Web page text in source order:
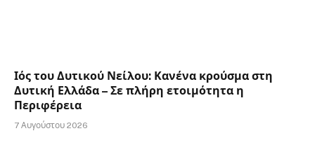
Ιός του Δυτικού Νείλου: Κανένα κρούσμα στη
Δυτική Ελλάδα – Σε πλήρη ετοιμότητα η
Περιφέρεια
7 Αυγούστου 2026